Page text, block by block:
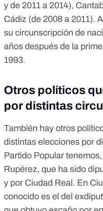
y de 2011 a 2014),
Cádiz (de 2008 a 2011).
su circunscripción de
años después de la
1993.
Otros políticos
por distintas
También hay otros
distintas elecciones por
Partido Popular
Rupérez, que ha sido
y por Ciudad Real . En
conocido es el del